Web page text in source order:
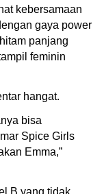
kebersamaan
gaya power
panjang
feminin
hangat.
bisa
Spice Girls
Emma,”
B yang tidak